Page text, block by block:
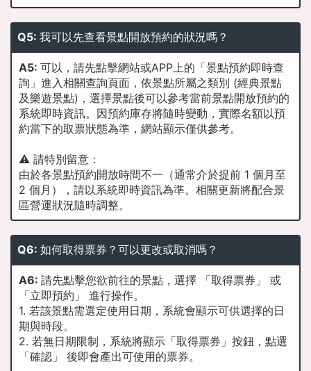
Q5: 我可以先查看景點開放預約的狀況嗎？
A5: 可以，請先點擊網站或APP上的「景點預約即時查
詢」進入相關查詢頁面，依景點所屬之類別 (經典景點
及樂遊景點)，選擇景點後可以參考當前景點開放預約的
系統即時資訊。因預約庫存將隨時變動，實際名額以預
約當下的取票狀態為準，網站顯示僅供參考。
⚠️ 請特別留意：
由於各景點預約開放時間不一（通常介於提前 1 個月至
2 個月），請以系統即時資訊為準。相關更新將配合景
區營運狀況隨時調整。
Q6: 如何取得票券？可以更改或取消嗎？
A6: 請先點擊您欲前往的景點，選擇 「取得票券」 或
「立即預約」 進行操作。
1. 若該景點需選定使用日期，系統會顯示可供選擇的日
期與時段。
2. 若無日期限制，系統將顯示「取得票券」按鈕，點選
「確認」 後即會產出可使用的票券。